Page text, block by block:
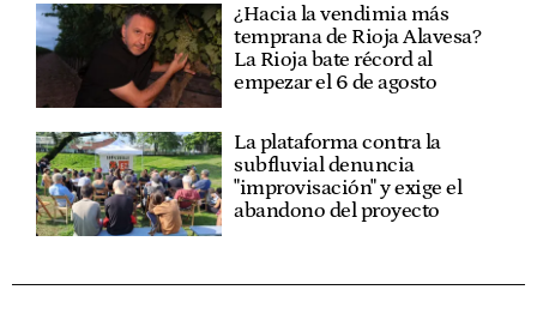
¿Hacia la vendimia más
temprana de Rioja Alavesa?
La Rioja bate récord al
empezar el 6 de agosto
La plataforma contra la
subfluvial denuncia
"improvisación" y exige el
abandono del proyecto